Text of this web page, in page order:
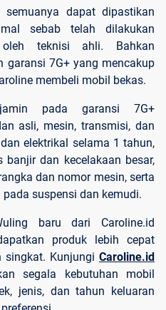
dapat dipastikan
sebab telah dilakukan
oleh teknisi ahli. Bahkan
garansi 7G+ yang mencakup
membeli mobil bekas.
pada garansi 7G+
asli, mesin, transmisi, dan
elektrikal selama 1 tahun,
dan kecelakaan besar,
dan nomor mesin, serta
suspensi dan kemudi.
baru dari Caroline.id
produk lebih cepat
singkat. Kunjungi Caroline.id
segala kebutuhan mobil
jenis, dan tahun keluaran